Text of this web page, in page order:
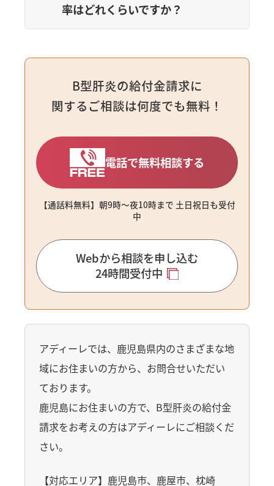
率はどれくらいですか？
B型肝炎の給付金請求に
関するご相談は何度でも無料！
電話で無料相談する
【通話料無料】朝9時〜夜10時まで ⼟⽇祝⽇も受付
中
Webから相談を申し込む
24時間受付中
アディーレでは、鹿児島県内のさまざまな地
域にお住まいの方から、お問合せいただい
ております。
鹿児島にお住まいの方で、B型肝炎の給付金
請求をお考えの方はアディーレにご相談くだ
さい。
【対応エリア】鹿児島市、鹿屋市、枕崎